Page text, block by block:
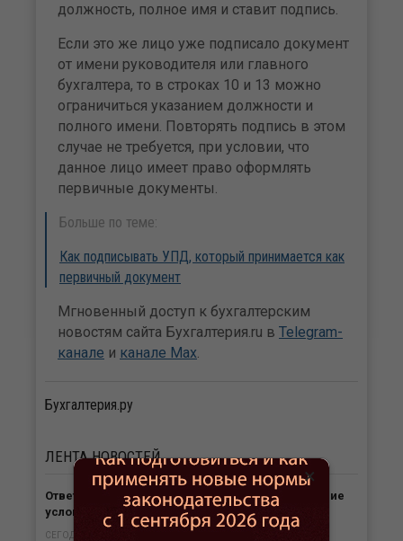
должность, полное имя и ставит подпись.
Если это же лицо уже подписало документ
от имени руководителя или главного
бухгалтера, то в строках 10 и 13 можно
ограничиться указанием должности и
полного имени. Повторять подпись в этом
случае не требуется, при условии, что
данное лицо имеет право оформлять
первичные документы.
Больше по теме:
Как подписывать УПД, который принимается как
первичный документ
Мгновенный доступ к бухгалтерским
новостям сайта Бухгалтерия.ru в Telegram-
канале и канале Max.
Бухгалтерия.ру
ЛЕНТАНОВОСТЕЙ
Ответственность работодателя за необеспечение
условий труда в жару
СЕГОДНЯ В 14:48
×